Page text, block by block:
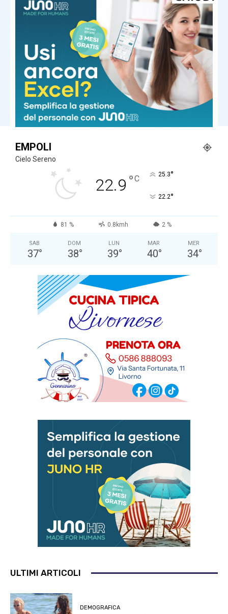
Vitto e alloggio gratis sull’isola greca,
bisogna ‘solo’ occuparsi dei gatti
Ultima ora
Morto dopo un pestaggio a Pinarella
di Cervia: identificati e fermati
quattro giovani
Carica altri
EMPOLI
Cielo Sereno
22.9 °C 25.3°
22.2°
81 % 0.8kmh 2 %
SAB
37°
DOM
38°
LUN
39°
MAR
40°
MER
34°
ULTIMI ARTICOLI
DEMOGRAFICA